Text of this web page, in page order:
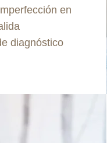
en
diagnóstico